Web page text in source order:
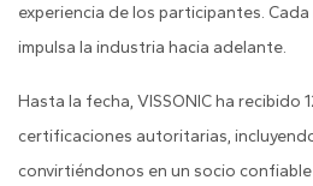
experiencia de los participantes. Cada
impulsa la industria hacia adelante.
Hasta la fecha, VISSONIC ha recibido
certificaciones autoritarias, incluyendo
convirtiéndonos en un socio